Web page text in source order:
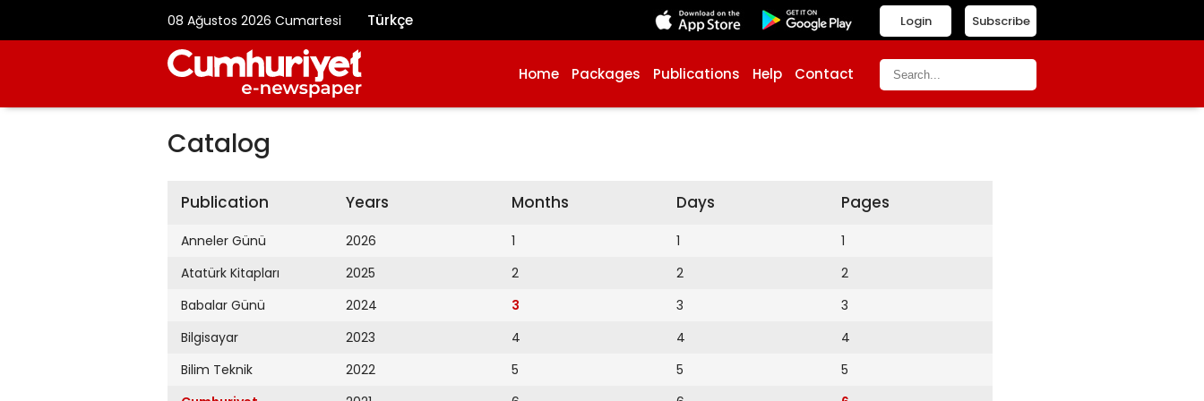
08 Ağustos 2026 Cumartesi Türkçe Subscribe
Login
Home Packages Publications Help Contact
Catalog
Publication
Anneler Günü
Atatürk Kitapları
Babalar Günü
Bilgisayar
Bilim Teknik
Years
2026
2025
2024
2023
2022
Months
1
2
3
4
5
Days
1
2
3
4
5
Pages
1
2
3
4
5